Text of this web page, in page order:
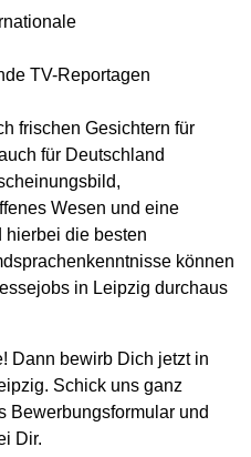
TV-Reportagen
frischen Gesichtern für
für Deutschland
Wesen und eine
hierbei die besten
können
in Leipzig durchaus
Dann bewirb Dich jetzt in
Schick uns ganz
Bewerbungsformular und
Dir.